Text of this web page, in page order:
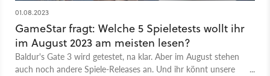
01.08.2023
GameStar fragt: Welche 5 Spieletests wollt ihr
im August 2023 am meisten lesen?
Baldur's Gate 3 wird getestet, na klar. Aber im August stehen
auch noch andere Spiele-Releases an. Und ihr könnt unsere